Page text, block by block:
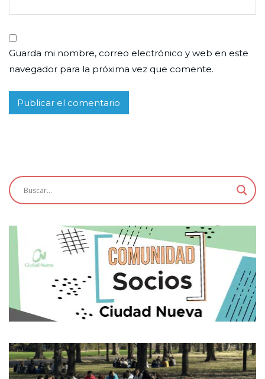
Guarda mi nombre, correo electrónico y web en este
navegador para la próxima vez que comente.